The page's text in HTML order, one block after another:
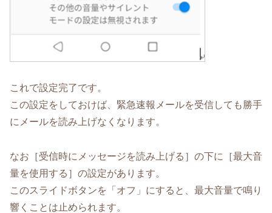
これで設定完了です。
この設定をしておけば、緊急速報メールを受信しても勝手
にメールを読み上げなくなります。
なお［受信時にメッセージを読み上げる］の下に［最大音
量を使用する］の設定があります。
このスライドボタンを「オフ」にすると、最大音量で鳴り
響くことは止められます。